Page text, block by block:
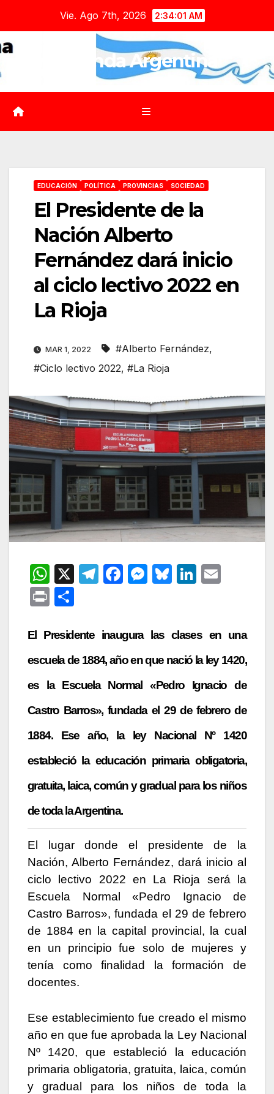
contenido
Vie. Ago 7th, 2026 2:34:03 AM
Agenda Argentina
EDUCACIÓN POLÍTICA PROVINCIAS SOCIEDAD
El Presidente de la
Nación Alberto
Fernández dará inicio
al ciclo lectivo 2022 en
La Rioja
MAR 1, 2022 #Alberto Fernández,
#Ciclo lectivo 2022, #La Rioja
W
h
at
s
A
p
p
X
T
gr
a
m
F
e
b
o
o
k
M
s
e
n
g
er
Bl
s
k
y
Li
e
dI
n
P
nt m
p
tir
El Presidente inaugura las clases en una
escuela de 1884, año en que nació la ley 1420,
es la Escuela Normal «Pedro Ignacio de
Castro Barros», fundada el 29 de febrero de
1884. Ese año, la ley Nacional Nº 1420
estableció la educación primaria obligatoria,
gratuita, laica, común y gradual para los niños
de toda la Argentina.
El lugar donde el presidente de la
Nación, Alberto Fernández, dará inicio al
ciclo lectivo 2022 en La Rioja será la
Escuela Normal «Pedro Ignacio de
Castro Barros», fundada el 29 de febrero
de 1884 en la capital provincial, la cual
en un principio fue solo de mujeres y
tenía como finalidad la formación de
docentes.
Ese establecimiento fue creado el mismo
año en que fue aprobada la Ley Nacional
Nº 1420, que estableció la educación
primaria obligatoria, gratuita, laica, común
y gradual para los niños de toda la